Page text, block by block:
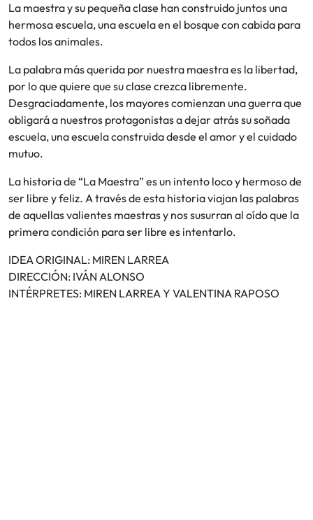
La maestra y su pequeña clase han construido juntos una
hermosa escuela, una escuela en el bosque con cabida para
todos los animales.
La palabra más querida por nuestra maestra es la libertad,
por lo que quiere que su clase crezca libremente.
Desgraciadamente, los mayores comienzan una guerra que
obligará a nuestros protagonistas a dejar atrás su soñada
escuela, una escuela construida desde el amor y el cuidado
mutuo.
La historia de “La Maestra” es un intento loco y hermoso de
ser libre y feliz. A través de esta historia viajan las palabras
de aquellas valientes maestras y nos susurran al oído que la
primera condición para ser libre es intentarlo.
IDEA ORIGINAL: MIREN LARREA
DIRECCIÓN: IVÁN ALONSO
INTÉRPRETES: MIREN LARREA Y VALENTINA RAPOSO